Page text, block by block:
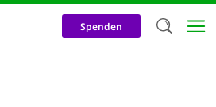
Spenden